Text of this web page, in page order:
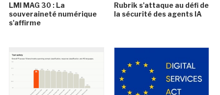
LMI MAG 30 : La
souveraineté numérique
s'affirme
Rubrik s'attaque au défi de
la sécurité des agents IA